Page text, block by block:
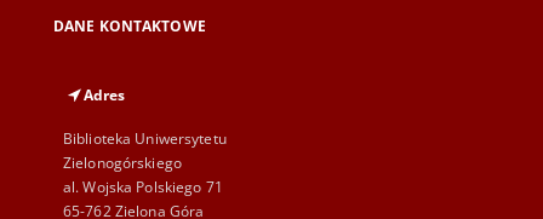
DANE KONTAKTOWE
Adres
Biblioteka Uniwersytetu
Zielonogórskiego
al. Wojska Polskiego 71
65-762 Zielona Góra